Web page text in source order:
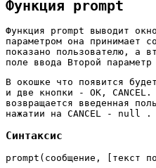
Функция prompt
Функция prompt выводит
параметром она принимает
показано пользователю, а
поле ввода Второй
В окошке что появится
и две кнопки - ОК,
возвращается введенная
нажатии на CANCEL - null .
Синтаксис
prompt(сообщение, [текст